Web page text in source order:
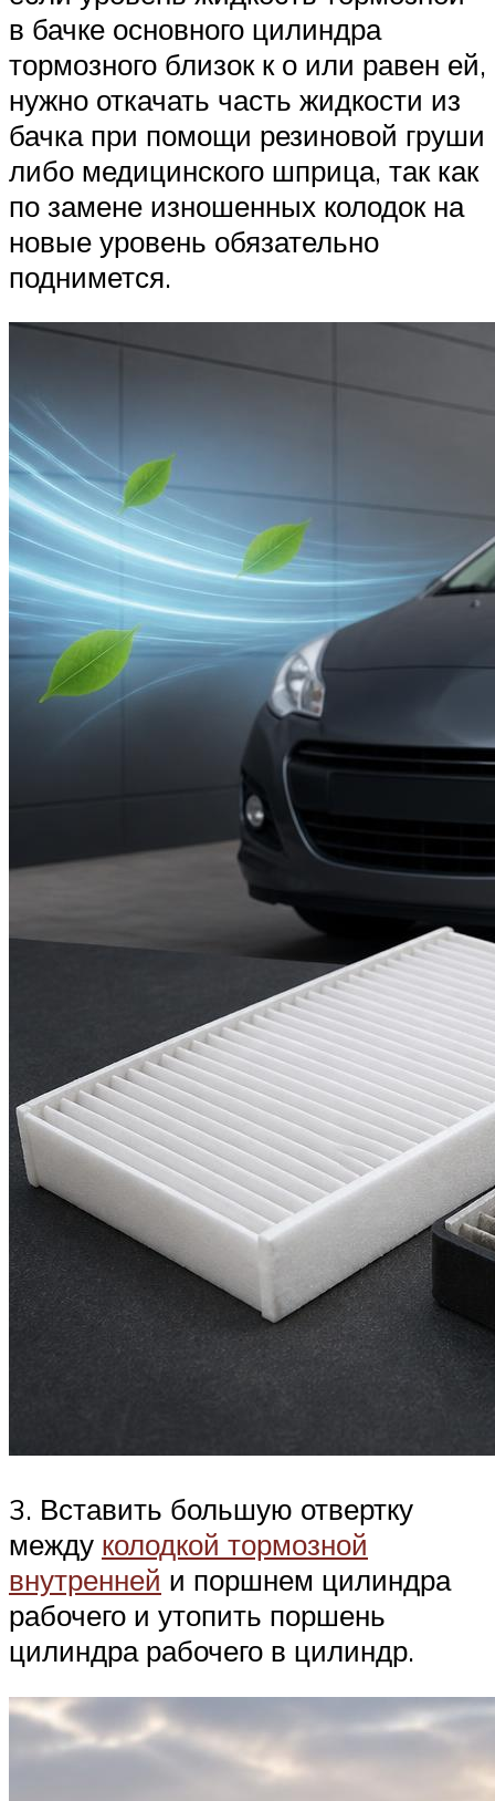
в бачке основного цилиндра
тормозного близок к о или равен ей,
нужно откачать часть жидкости из
бачка при помощи резиновой груши
либо медицинского шприца, так как
по замене изношенных колодок на
новые уровень обязательно
поднимется.
3. Вставить большую отвертку
между колодкой тормозной
внутренней и поршнем цилиндра
рабочего и утопить поршень
цилиндра рабочего в цилиндр.